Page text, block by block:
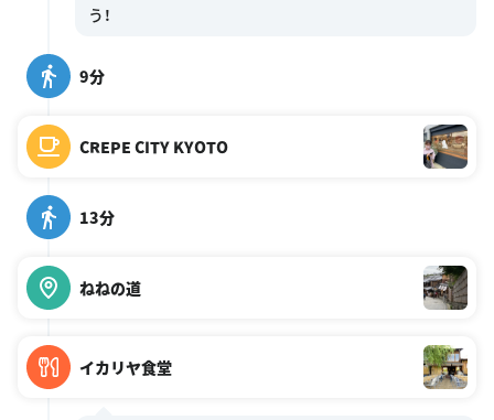
9分
CREPE CITY KYOTO
13分
ねねの道
イカリヤ食堂